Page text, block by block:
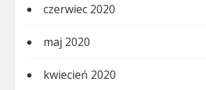
czerwiec 2020
maj 2020
kwiecień 2020